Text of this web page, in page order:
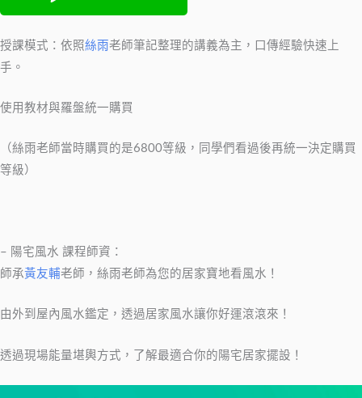
​授課模式：依照絲雨老師筆記整理的講義為主，口傳經驗快速上
手。
​使用教材與羅盤統一購買
（絲雨老師當時購買的是6800等級，同學們看過後再統一決定購買
等級）
– 陽宅風水 課程師資：
師承黃友輔老師，絲雨老師為您的居家寶地看風水！
由外到屋內風水鑑定，透過居家風水讓你好運滾滾來！
透過現場能量堪輿方式，了解最適合你的陽宅居家擺設！